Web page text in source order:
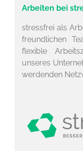
Arbeiten bei
stressfrei als
freundlichen
flexible
unseres
werdenden